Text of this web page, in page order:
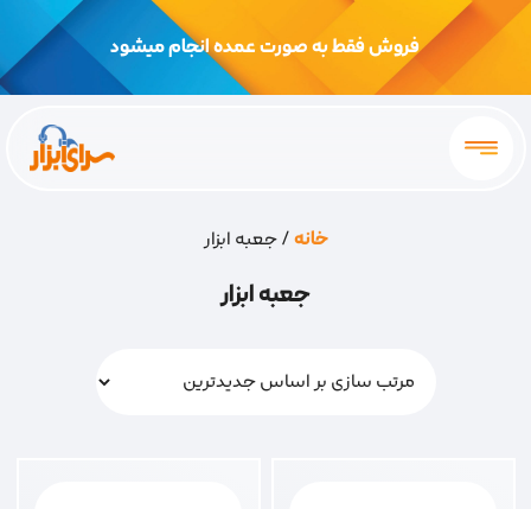
فروش فقط به صورت عمده انجام میشود
خانه/ جعبه ابزار
جعبه ابزار